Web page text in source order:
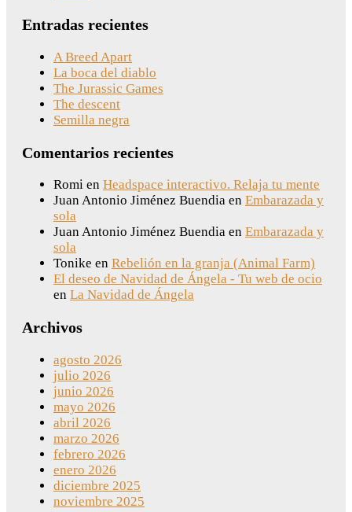
Entradas recientes
A Breed Apart
La boca del diablo
The Jurassic Games
The descent
Semilla negra
Comentarios recientes
Romi en Headspace interactivo. Relaja tu mente
Juan Antonio Jiménez Buendia en Embarazada y
sola
Juan Antonio Jiménez Buendia en Embarazada y
sola
Tonike en Rebelión en la granja (Animal Farm)
El deseo de Navidad de Ángela - Tu web de ocio
en La Navidad de Ángela
Archivos
agosto 2026
julio 2026
junio 2026
mayo 2026
abril 2026
marzo 2026
febrero 2026
enero 2026
diciembre 2025
noviembre 2025